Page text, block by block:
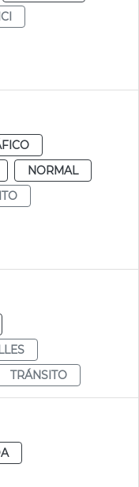
NORMAL
TRÁNSITO